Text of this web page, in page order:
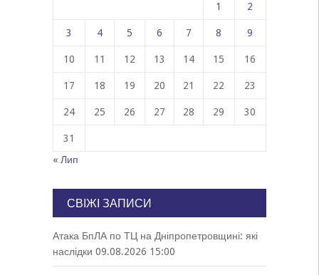
1 2
3 4 5 6 7 8 9
10 11 12 13 14 15 16
17 18 19 20 21 22 23
24 25 26 27 28 29 30
31
« Лип
СВІЖІ ЗАПИСИ
Атака БпЛА по ТЦ на Дніпропетровщині: які
наслідки 09.08.2026 15:00